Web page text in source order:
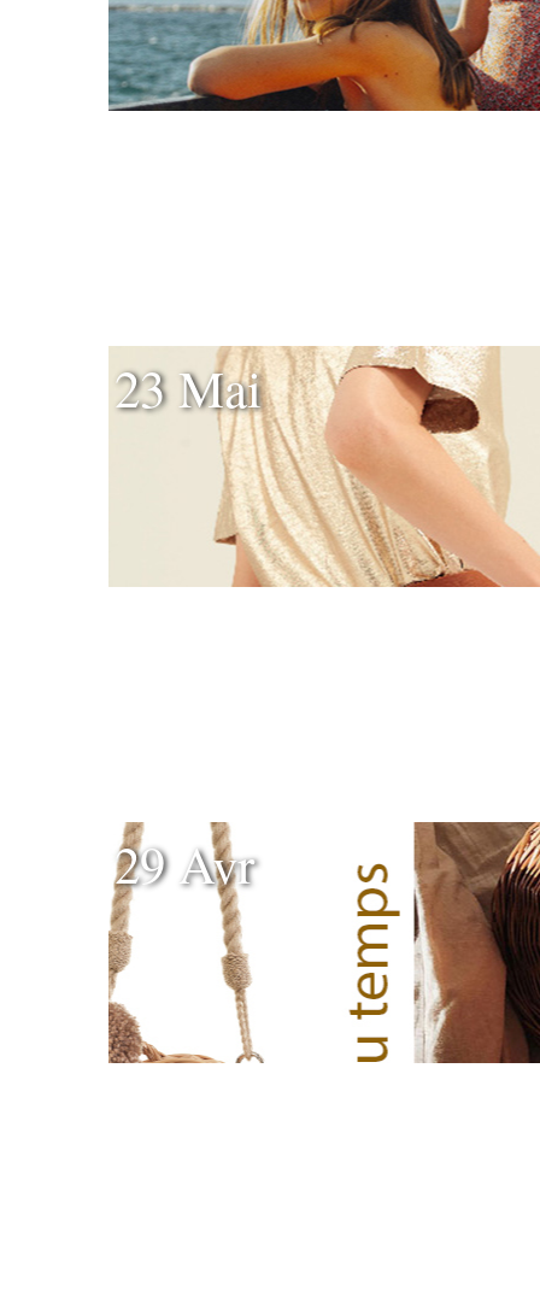
23 Mai
29 Avr